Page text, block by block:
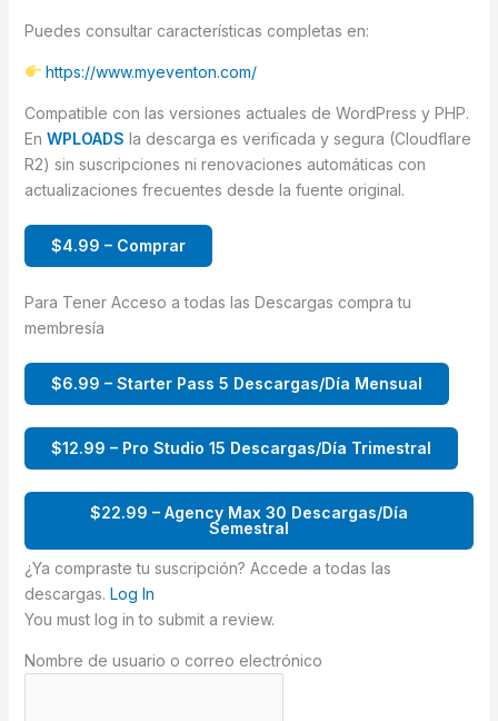
Puedes consultar características completas en:
https://www.myeventon.com/
Compatible con las versiones actuales de WordPress y PHP.
En WPLOADS la descarga es verificada y segura (Cloudflare
R2) sin suscripciones ni renovaciones automáticas con
actualizaciones frecuentes desde la fuente original.
$4.99 – Comprar
Para Tener Acceso a todas las Descargas compra tu
membresía
$6.99 – Starter Pass 5 Descargas/Día Mensual
$12.99 – Pro Studio 15 Descargas/Día Trimestral
$22.99 – Agency Max 30 Descargas/Día
Semestral
¿Ya compraste tu suscripción? Accede a todas las
descargas. Log In
You must log in to submit a review.
Nombre de usuario o correo electrónico